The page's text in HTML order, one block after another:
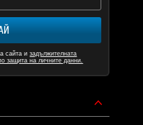
сайта изадължителната
защита на личните данни.